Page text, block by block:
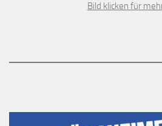
Bild klicken für